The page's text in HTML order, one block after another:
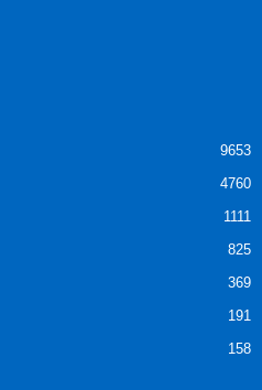
9653
4760
1111
825
369
191
158